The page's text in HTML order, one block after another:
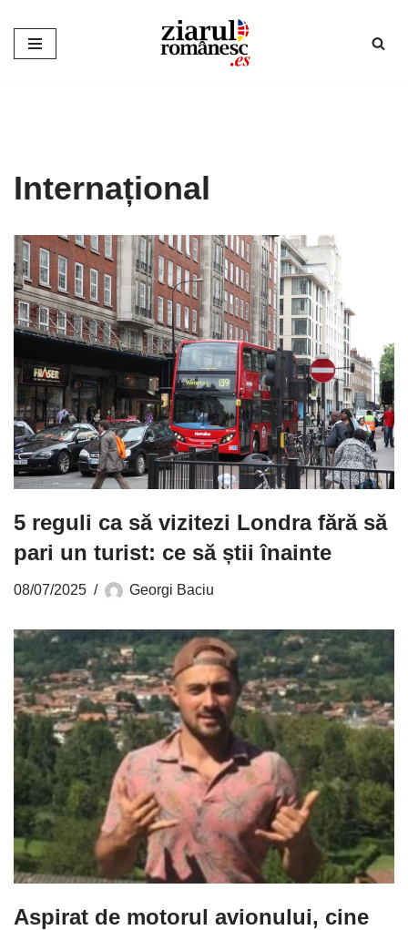
Sari
Internațional
5 reguli ca să vizitezi Londra fără să
pari un turist: ce să știi înainte
08/07/2025 Georgi Baciu
Aspirat de motorul avionului, cine